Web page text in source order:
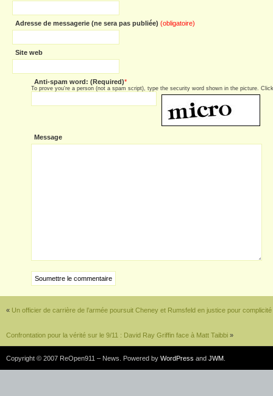
Adresse de messagerie (ne sera pas publiée) (obligatoire)
Site web
Anti-spam word: (Required)*
To prove you're a person (not a spam script), type the security word shown in the picture.
Message
« Un officier de carrière de l’armée poursuit Cheney et Rumsfeld en justice pour
Confrontation pour la vérité sur le 9/11 : David Ray Griffin face à Matt Taibbi »
Copyright © 2007 ReOpen911 – News. Powered by WordPress and JWM